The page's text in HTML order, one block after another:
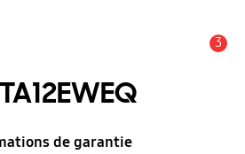
3
de garantie